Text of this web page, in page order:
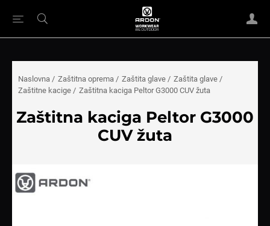
Naslovna / Zaštitna oprema / Zaštita glave / Zaštita glave /
Zaštitne kacige / Zaštitna kaciga Peltor G3000 CUV žuta
Zaštitna kaciga Peltor G3000
CUV žuta